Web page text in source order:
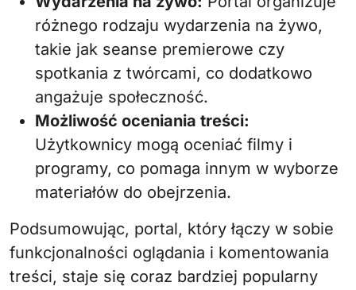
różnego rodzaju wydarzenia na żywo,
takie jak seanse premierowe czy
spotkania z twórcami, co dodatkowo
angażuje społeczność.
Możliwość oceniania treści:
Użytkownicy mogą oceniać filmy i
programy, co pomaga innym w wyborze
materiałów do obejrzenia.
Podsumowując, portal, który łączy w sobie
funkcjonalności oglądania i komentowania
treści, staje się coraz bardziej popularny